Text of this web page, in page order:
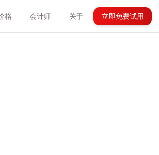
格 会计师 关于 立即免费试用